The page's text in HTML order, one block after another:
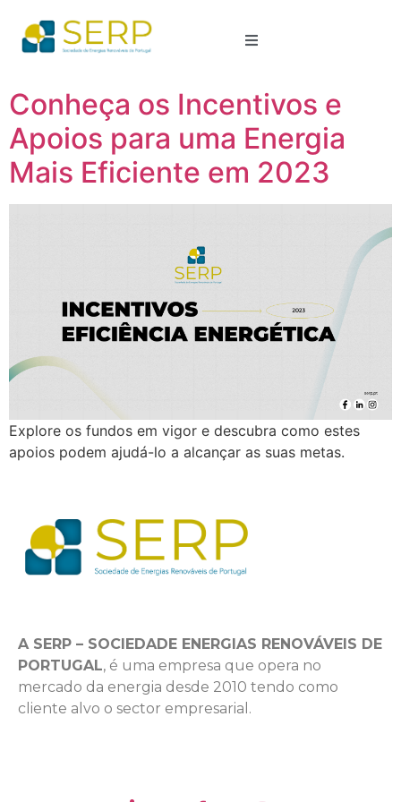
Conheça os Incentivos e
Apoios para uma Energia
Mais Eficiente em 2023
Explore os fundos em vigor e descubra como estes
apoios podem ajudá-lo a alcançar as suas metas.
A SERP – SOCIEDADE ENERGIAS RENOVÁVEIS DE
PORTUGAL, é uma empresa que opera no
mercado da energia desde 2010 tendo como
cliente alvo o sector empresarial.